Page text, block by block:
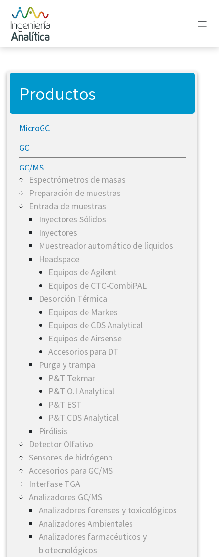
Ir al contenido
Productos
MicroGC
GC
GC/MS
​Espectrómetros de masas
Preparación de muestras
Entrada de muestras
Inyectores Sólidos
Inyectores
​Muestreador automático de líquidos
Headspace
Equipos de Agilent
Equipos de CTC-CombiPAL
​Desorción Térmica
Equipos de Markes
Equipos de CDS Analytical
Equipos de Airsense
Accesorios para DT
Purga y trampa
P&T Tekmar
P&T O.I Analytical
P&T EST
P&T CDS Analytical
Pirólisis
​Detector Olfativo
​Sensores de hidrógeno
Accesorios para GC/MS
Interfase TGA
Analizadores GC/MS
​Analizadores forenses y toxicológicos
​Analizadores Ambientales
​Analizadores farmacéuticos y
biotecnológicos